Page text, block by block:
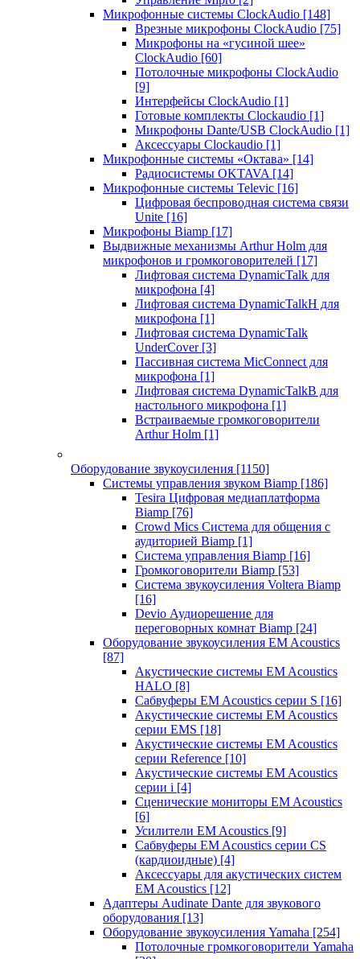
Микрофонные системы ClockAudio [148]
Врезные микрофоны ClockAudio [75]
Микрофоны на «гусиной шее»
ClockAudio [60]
Потолочные микрофоны ClockAudio
[9]
Интерфейсы ClockAudio [1]
Готовые комплекты Clockaudio [1]
Микрофоны Dante/USB ClockAudio [1]
Аксессуары Clockaudio [1]
Микрофонные системы «Октава» [14]
Радиосистемы OKTAVA [14]
Микрофонные системы Televic [16]
Цифровая беспроводная система связи
Unite [16]
Микрофоны Biamp [17]
Выдвижные механизмы Arthur Holm для
микрофонов и громкоговорителей [17]
Лифтовая система DynamicTalk для
микрофона [4]
Лифтовая система DynamicTalkH для
микрофона [1]
Лифтовая система DynamicTalk
UnderCover [3]
Пассивная система MicConnect для
микрофона [1]
Лифтовая система DynamicTalkB для
настольного микрофона [1]
Встраиваемые громкоговорители
Arthur Holm [1]
Оборудование звукоусиления [1150]
Системы управления звуком Biamp [186]
Tesira Цифровая медиаплатформа
Biamp [76]
Crowd Mics Система для общения с
аудиторией Biamp [1]
Система управления Biamp [16]
Громкоговорители Biamp [53]
Система звукоусиления Voltera Biamp
[16]
Devio Аудиорешение для
переговорных комнат Biamp [24]
Оборудование звукоусиления EM Acoustics
[87]
Акустические системы EM Acoustics
HALO [8]
Сабвуферы EM Acoustics серии S [16]
Акустические системы EM Acoustics
серии EMS [18]
Акустические системы EM Acoustics
серии Reference [10]
Акустические системы EM Acoustics
серии i [4]
Сценические мониторы EM Acoustics
[6]
Усилители EM Acoustics [9]
Сабвуферы EM Acoustics серии CS
(кардиоидные) [4]
Аксессуары для акустических систем
EM Acoustics [12]
Адаптеры Audinate Dante для звукового
оборудования [13]
Оборудование звукоусиления Yamaha [254]
Потолочные громкоговорители Yamaha